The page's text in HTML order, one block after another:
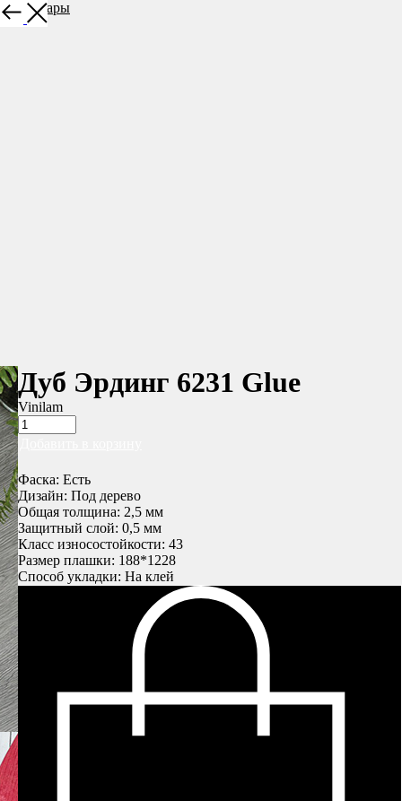
Все товары
Дуб Эрдинг 6231 Glue
Vinilam
Фаска: Есть
Дизайн: Под дерево
Общая толщина: 2,5 мм
Защитный слой: 0,5 мм
Класс износостойкости: 43
Размер плашки: 188*1228
Способ укладки: На клей